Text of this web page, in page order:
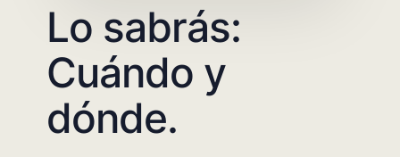
Lo sabrás:
Cuándo y
dónde.